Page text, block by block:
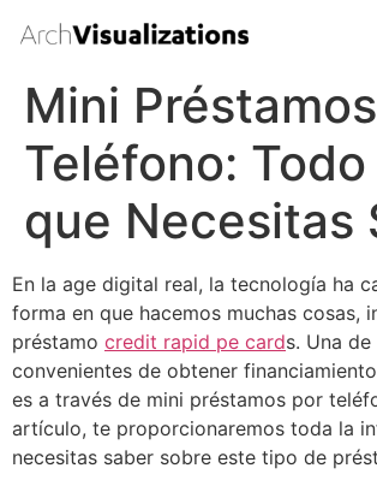
Mini
Teléfono:
que Necesitas
En la age digital real, la tecnología ha
forma en que hacemos muchas cosas,
préstamo credit rapid pe cards. Una
convenientes de obtener
es a través de mini préstamos por
artículo, te proporcionaremos toda la
necesitas saber sobre este tipo de